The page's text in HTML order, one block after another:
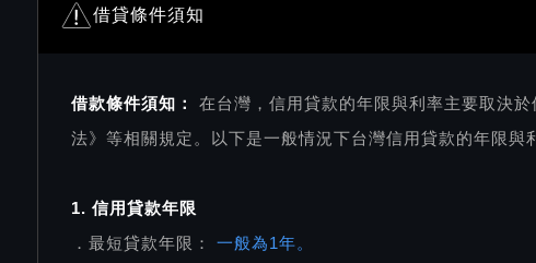
借貸條件須知
借款條件須知： 在台灣，信用貸款的年限與利率主要取決
法》等相關規定。以下是一般情況下台灣信用貸款的年限與
1. 信用貸款年限
．最短貸款年限：
一般為1年。